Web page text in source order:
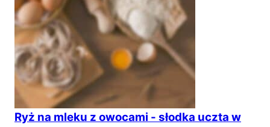
Ryż na mleku z owocami - słodka uczta w